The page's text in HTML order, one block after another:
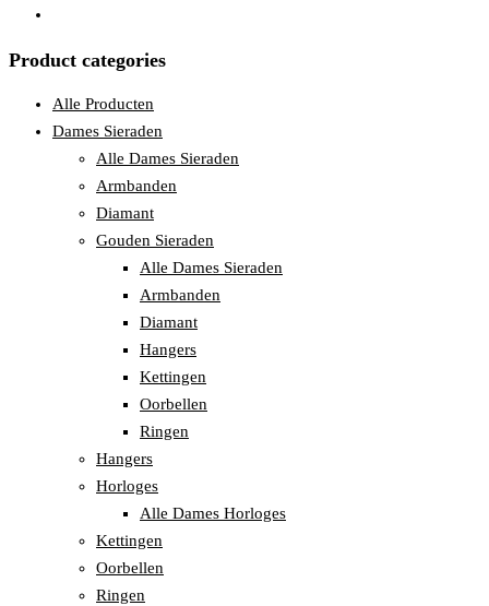
Product categories
Alle Producten
Dames Sieraden
Alle Dames Sieraden
Armbanden
Diamant
Gouden Sieraden
Alle Dames Sieraden
Armbanden
Diamant
Hangers
Kettingen
Oorbellen
Ringen
Hangers
Horloges
Alle Dames Horloges
Kettingen
Oorbellen
Ringen